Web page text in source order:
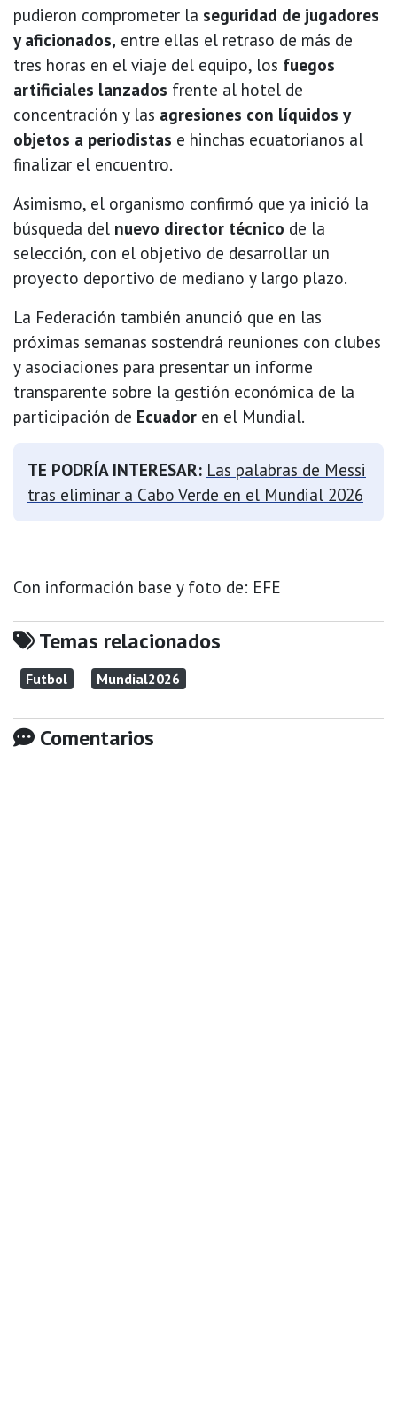
pudieron comprometer la seguridad de jugadores
y aficionados, entre ellas el retraso de más de
tres horas en el viaje del equipo, los fuegos
artificiales lanzados frente al hotel de
concentración y las agresiones con líquidos y
objetos a periodistas e hinchas ecuatorianos al
finalizar el encuentro.
Asimismo, el organismo confirmó que ya inició la
búsqueda del nuevo director técnico de la
selección, con el objetivo de desarrollar un
proyecto deportivo de mediano y largo plazo.
La Federación también anunció que en las
próximas semanas sostendrá reuniones con clubes
y asociaciones para presentar un informe
transparente sobre la gestión económica de la
participación de Ecuador en el Mundial.
TE PODRÍA INTERESAR: Las palabras de Messi
tras eliminar a Cabo Verde en el Mundial 2026
Con información base y foto de: EFE
Temas relacionados
Futbol Mundial2026
Comentarios